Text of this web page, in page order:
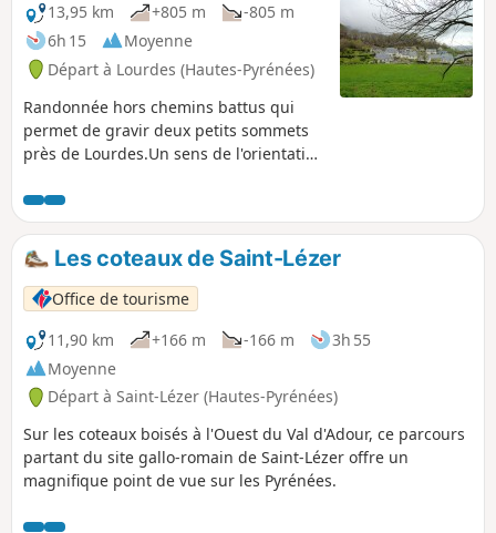
13,95 km
+805 m
-805 m
6h 15
Moyenne
Départ à Lourdes (Hautes-Pyrénées)
Randonnée hors chemins battus qui
permet de gravir deux petits sommets
près de Lourdes.Un sens de l'orientation
Jer. Par temps de pluie, ne pas
entreprendre cette randonnée. ⚠️
Remarque utilisateur du 08 mars 2026
=> Il semble y avoir un sérieux
problème d'accès au départ à cause de
la piste dégradée. Voir solution
alternative en informations pratiques.
Les coteaux de Saint-Lézer
Office de tourisme
11,90 km
+166 m -166 m
3h 55
Moyenne
Départ à Saint-Lézer (Hautes-Pyrénées)
Sur les coteaux boisés à l'Ouest du Val d'Adour, ce parcours
partant du site gallo-romain de Saint-Lézer offre un
magnifique point de vue sur les Pyrénées.